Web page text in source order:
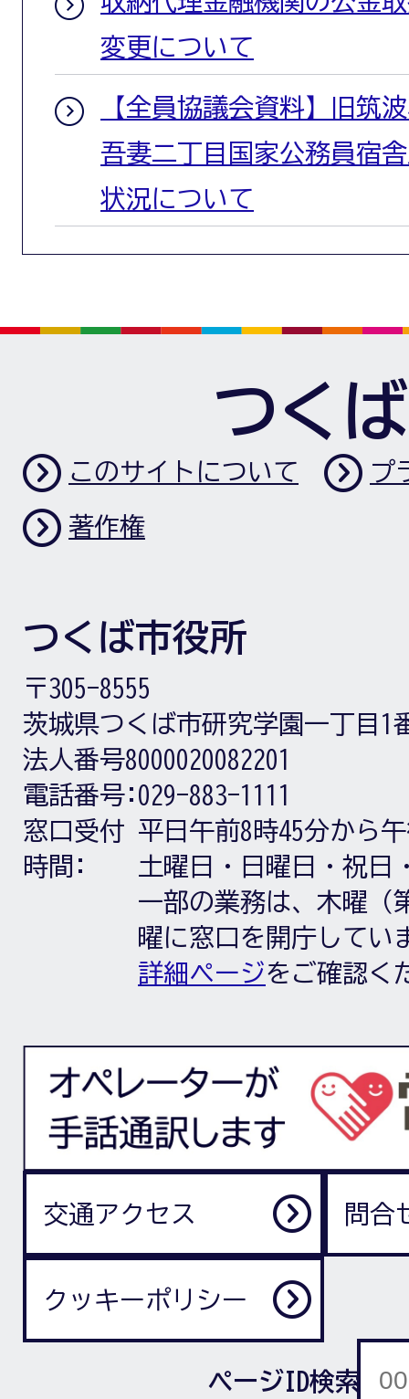
変更について
【全員協議会資料】旧筑
吾妻二丁目国家公務員宿
状況について
つく
このサイトについて プ
著作権
つくば市役所
〒305-8555
茨城県つくば市研究学園一丁目1
法人番号8000020082201
電話番号: 029-883-1111
窓口受付
時間:
平日午前8時45分から
土曜日・日曜日・祝日
一部の業務は、木曜（
曜に窓口を開庁してい
詳細ページをご確認く
交通アクセス 問合
クッキーポリシー
ページID検索